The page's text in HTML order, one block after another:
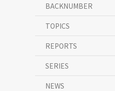
BACKNUMBER
TOPICS
REPORTS
SERIES
NEWS